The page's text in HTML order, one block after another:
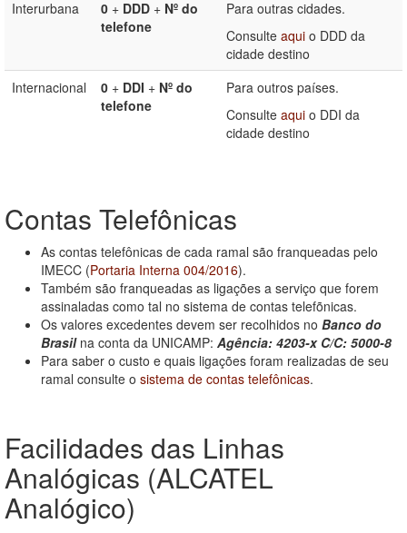
Interurbana
0 + DDD + Nº do
telefone
Para outras cidades.
Consulte aqui o DDD da
cidade destino
Internacional
0 + DDI + Nº do
telefone
Para outros países.
Consulte aqui o DDI da
cidade destino
Contas Telefônicas
As contas telefônicas de cada ramal são franqueadas pelo
IMECC (Portaria Interna 004/2016).
Também são franqueadas as ligações a serviço que forem
assinaladas como tal no sistema de contas telefõnicas.
Os valores excedentes devem ser recolhidos no Banco do
Brasilna conta da UNICAMP: Agência: 4203-x C/C: 5000-8
Para saber o custo e quais ligações foram realizadas de seu
ramal consulte o sistema de contas telefônicas.
Facilidades das Linhas
Analógicas (ALCATEL
Analógico)